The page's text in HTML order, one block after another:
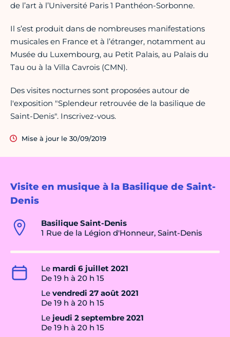
Visite en musique à la Basilique de Saint-
Denis
Basilique Saint-Denis
1 Rue de la Légion d'Honneur, Saint-Denis
Le mardi 6 juillet 2021
De 19 h à 20 h 15
Le vendredi 27 août 2021
De 19 h à 20 h 15
Le jeudi 2 septembre 2021
De 19 h à 20 h 15
de l’art à l’Université Paris 1 Panthéon-Sorbonne.
Il s’est produit dans de nombreuses manifestations
musicales en France et à l’étranger, notamment au
Musée du Luxembourg, au Petit Palais, au Palais du
Tau ou à la Villa Cavrois (CMN).
Des visites nocturnes sont proposées autour de
l'exposition "Splendeur retrouvée de la basilique de
Saint-Denis". Inscrivez-vous.
Mise à jour le 30/09/2019